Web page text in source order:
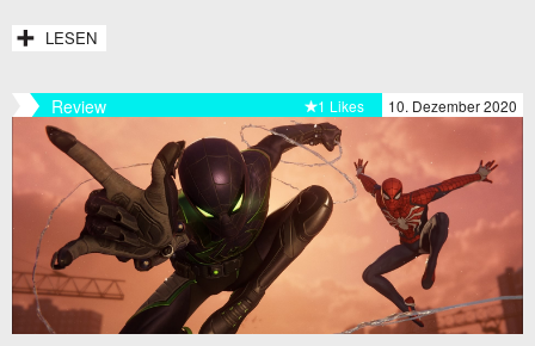
LESEN
Review 10. Dezember 2020
1 Likes